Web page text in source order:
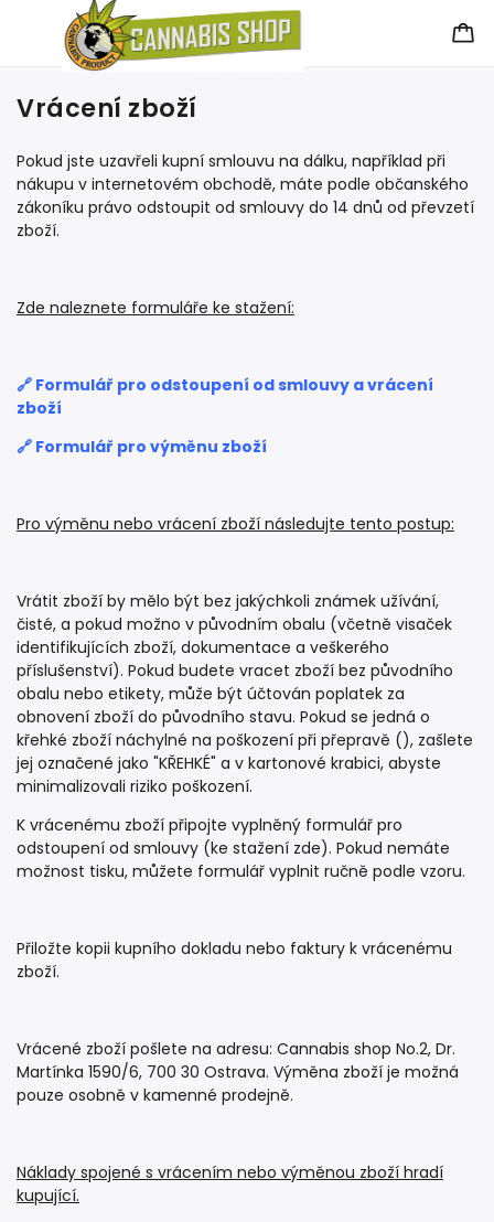
Vrácení zboží
Pokud jste uzavřeli kupní smlouvu na dálku, například při
nákupu v internetovém obchodě, máte podle občanského
zákoníku právo odstoupit od smlouvy do 14 dnů od převzetí
zboží.
Zde naleznete formuláře ke stažení:
🔗 Formulář pro odstoupení od smlouvy a vrácení
zboží
🔗 Formulář pro výměnu zboží
Pro výměnu nebo vrácení zboží následujte tento postup:
Vrátit zboží by mělo být bez jakýchkoli známek užívání,
čisté, a pokud možno v původním obalu (včetně visaček
identifikujících zboží, dokumentace a veškerého
příslušenství). Pokud budete vracet zboží bez původního
obalu nebo etikety, může být účtován poplatek za
obnovení zboží do původního stavu. Pokud se jedná o
křehké zboží náchylné na poškození při přepravě (), zašlete
jej označené jako "KŘEHKÉ" a v kartonové krabici, abyste
minimalizovali riziko poškození.
K vrácenému zboží připojte vyplněný formulář pro
odstoupení od smlouvy (ke stažení zde). Pokud nemáte
možnost tisku, můžete formulář vyplnit ručně podle vzoru.
Přiložte kopii kupního dokladu nebo faktury k vrácenému
zboží.
Vrácené zboží pošlete na adresu: Cannabis shop No.2, Dr.
Martínka 1590/6, 700 30 Ostrava. Výměna zboží je možná
pouze osobně v kamenné prodejně.
Náklady spojené s vrácením nebo výměnou zboží hradí
kupující.